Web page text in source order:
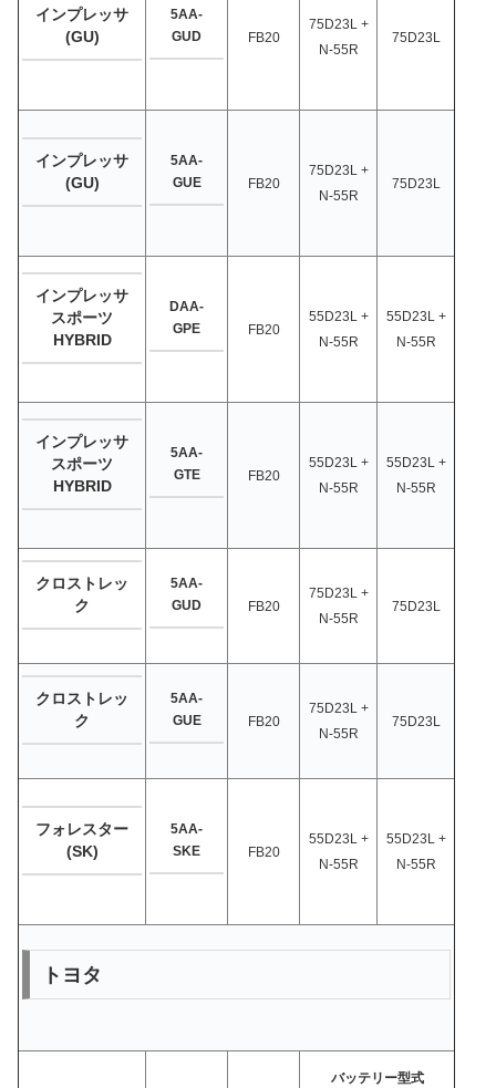
インプレッサ
(GU)
5AA-
GUD
FB20
75D23L +
N-55R
75D23L
インプレッサ
(GU)
5AA-
GUE
FB20
75D23L +
N-55R
75D23L
インプレッサ
スポーツ
HYBRID
DAA-
GPE
FB20
55D23L +
N-55R
55D23L +
N-55R
インプレッサ
スポーツ
HYBRID
5AA-
GTE
FB20
55D23L +
N-55R
55D23L +
N-55R
クロストレッ
ク
5AA-
GUD
FB20
75D23L +
N-55R
75D23L
クロストレッ
ク
5AA-
GUE
FB20
75D23L +
N-55R
75D23L
フォレスター
(SK)
5AA-
SKE
FB20
55D23L +
N-55R
55D23L +
N-55R
トヨタ
バッテリー型式